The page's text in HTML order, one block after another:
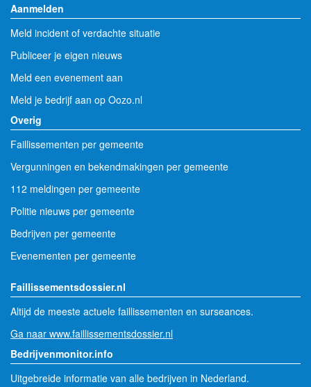
Aanmelden
Meld incident of verdachte situatie
Publiceer je eigen nieuws
Meld een evenement aan
Meld je bedrijf aan op Oozo.nl
Overig
Faillissementen per gemeente
Vergunningen en bekendmakingen per gemeente
112 meldingen per gemeente
Politie nieuws per gemeente
Bedrijven per gemeente
Evenementen per gemeente
Faillissementsdossier.nl
Altijd de meeste actuele faillissementen en surseances.
Ga naar www.faillissementsdossier.nl
Bedrijvenmonitor.info
Uitgebreide informatie van alle bedrijven in Nederland.